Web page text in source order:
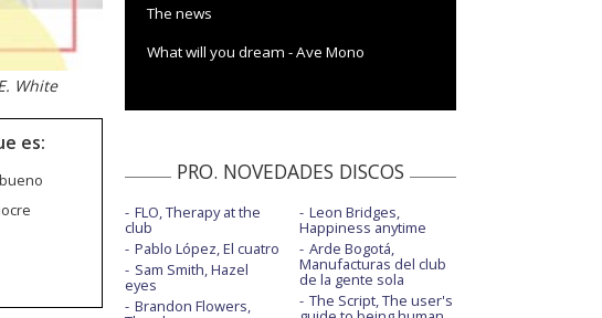
White
es:
The news
What will you dream - Ave Mono
PRO. NOVEDADES DISCOS
FLO, Therapy at the
club
Pablo López, El cuatro
Sam Smith, Hazel
eyes
Brandon Flowers,
Leon Bridges,
Happiness anytime
Arde Bogotá,
Manufacturas del club
de la gente sola
The Script, The user's